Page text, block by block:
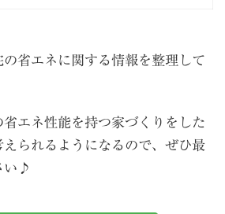
の省エネに関する情報を整理して
省エネ性能を持つ家づくりをした
えられるようになるので、ぜひ最
い♪